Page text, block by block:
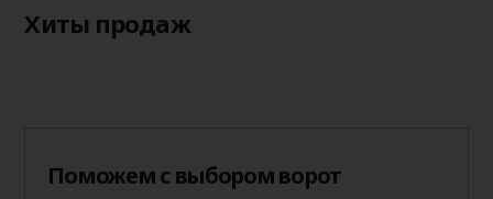
Хиты продаж
Поможем с выбором ворот